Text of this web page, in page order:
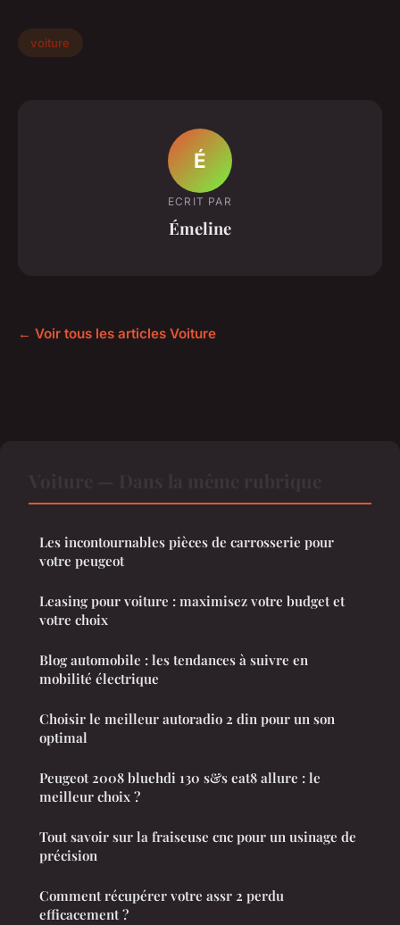
voiture
É
ECRIT PAR
Émeline
← Voir tous les articles Voiture
Les incontournables pièces de carrosserie pour
votre peugeot
Leasing pour voiture : maximisez votre budget et
votre choix
Blog automobile : les tendances à suivre en
mobilité électrique
Choisir le meilleur autoradio 2 din pour un son
optimal
Peugeot 2008 bluehdi 130 s&s eat8 allure : le
meilleur choix ?
Tout savoir sur la fraiseuse cnc pour un usinage de
précision
Comment récupérer votre assr 2 perdu
efficacement ?